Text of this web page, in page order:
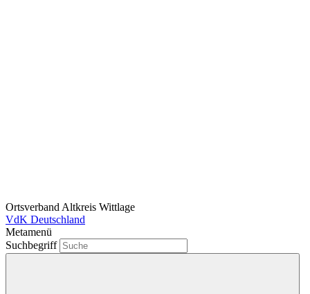
Ortsverband Altkreis Wittlage
VdK Deutschland
Metamenü
Suchbegriff